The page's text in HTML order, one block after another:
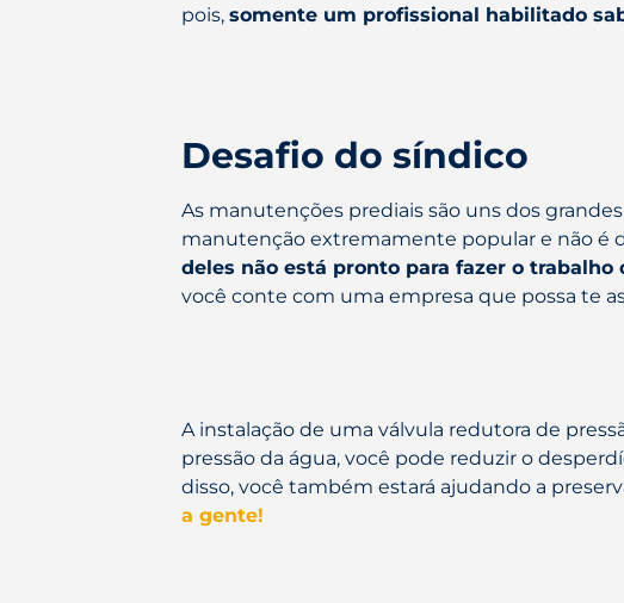
pois, somente um profissional habilitado
Desafio do síndico
As manutenções prediais são uns dos
manutenção extremamente popular e não é
deles não está pronto para fazer o
você conte com uma empresa que possa te
A instalação de uma válvula redutora de
pressão da água, você pode reduzir o
disso, você também estará ajudando a
a gente!